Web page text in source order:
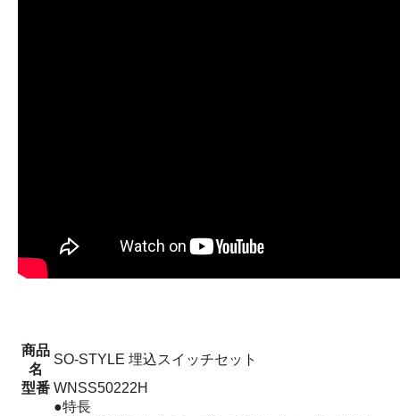
商品
名
SO-STYLE 埋込スイッチセット
型番 WNSS50222H
●特長